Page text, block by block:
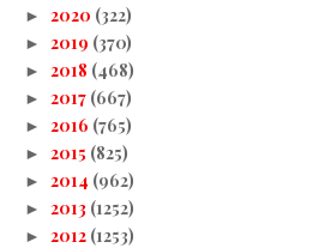
► 2020 (322)
► 2019 (370)
► 2018 (468)
► 2017 (667)
► 2016 (765)
► 2015 (825)
► 2014 (962)
► 2013 (1252)
► 2012 (1253)